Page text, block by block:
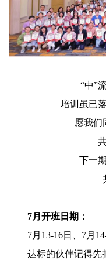
“中”
培训虽已
愿我们
下一
7月开班日期：
7月13-16日、7月14-
达标的伙伴记得先